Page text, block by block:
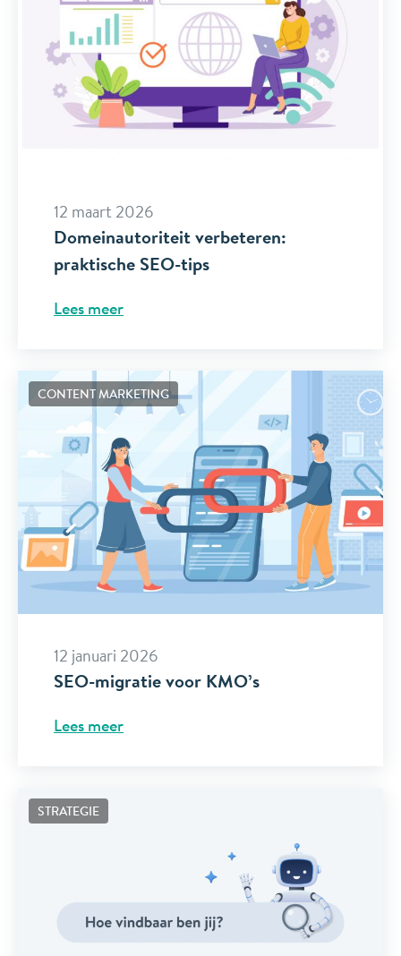
12 maart 2026
Domeinautoriteit verbeteren:
praktische SEO-tips
Lees meer
CONTENT MARKETING
12 januari 2026
SEO-migratie voor KMO’s
Lees meer
STRATEGIE